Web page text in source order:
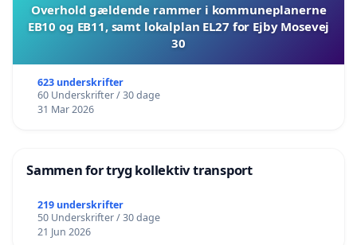
Overhold gældende rammer i kommuneplanerne
EB10 og EB11, samt lokalplan EL27 for Ejby Mosevej
30
623 underskrifter
60 Underskrifter / 30 dage
31 Mar 2026
Sammen for tryg kollektiv transport
219 underskrifter
50 Underskrifter / 30 dage
21 Jun 2026